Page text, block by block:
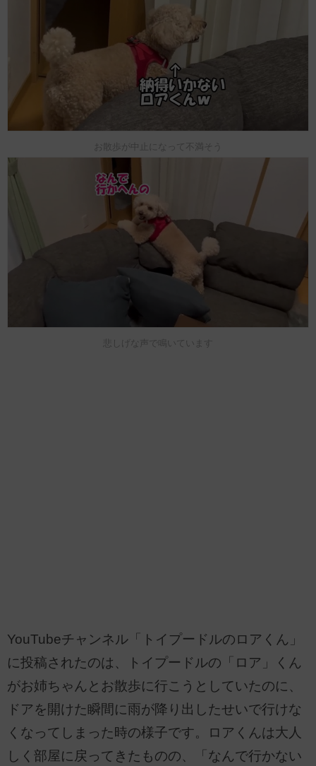
お散歩が中止になって不満そう
悲しげな声で鳴いています
YouTubeチャンネル「トイプードルのロアくん」
に投稿されたのは、トイプードルの「ロア」くん
がお姉ちゃんとお散歩に行こうとしていたのに、
ドアを開けた瞬間に雨が降り出したせいで行けな
くなってしまった時の様子です。ロアくんは大人
しく部屋に戻ってきたものの、「なんで行かない